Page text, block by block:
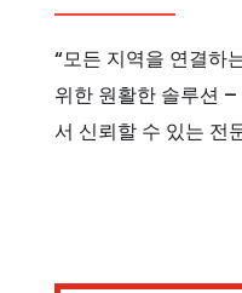
“모든 지역을 연결하
위한 원활한 솔루션
서 신뢰할 수 있는 전